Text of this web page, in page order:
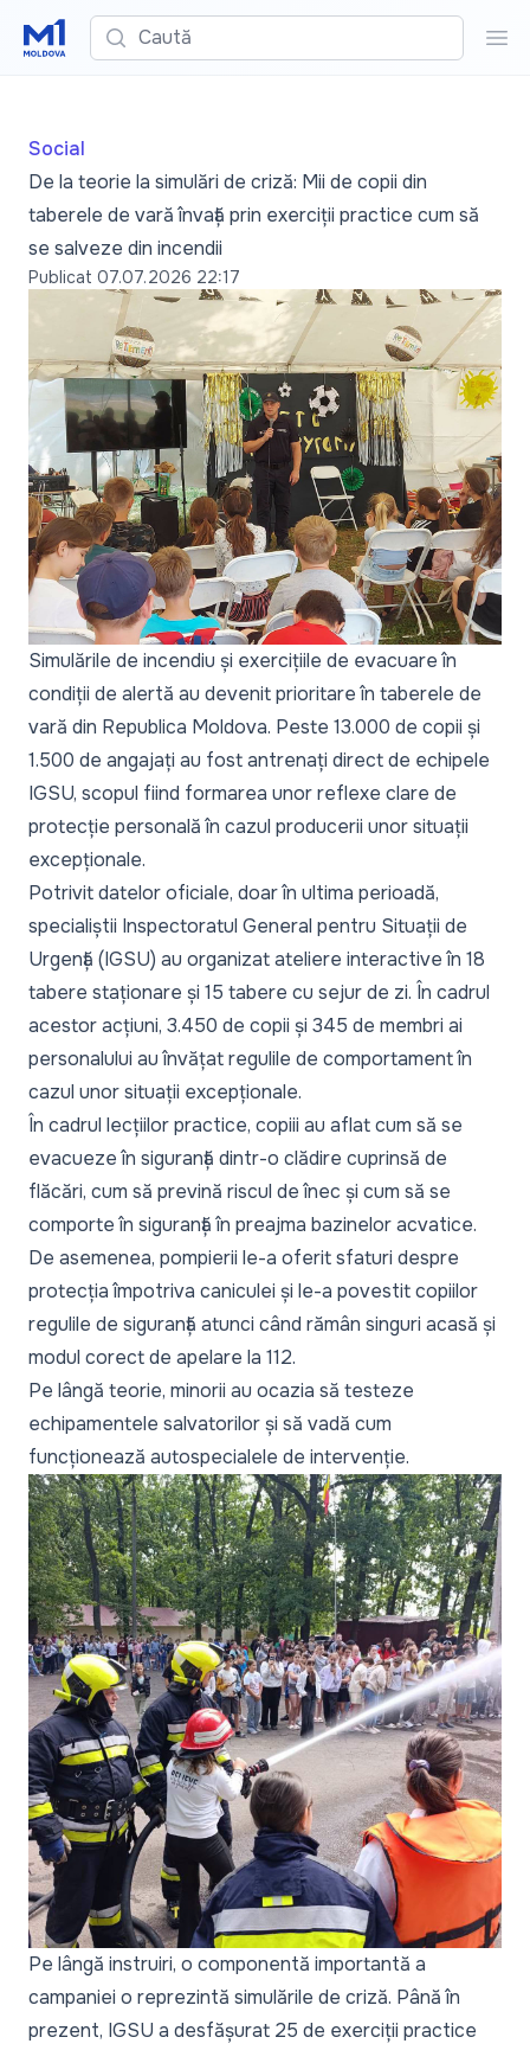
Caută
Social
De la teorie la simulări de criză: Mii de copii din
taberele de vară învață prin exerciții practice cum să
se salveze din incendii
Publicat 07.07.2026 22:17
Simulările de incendiu și exercițiile de evacuare în
condiții de alertă au devenit prioritare în taberele de
vară din Republica Moldova. Peste 13.000 de copii și
1.500 de angajați au fost antrenați direct de echipele
IGSU, scopul fiind formarea unor reflexe clare de
protecție personală în cazul producerii unor situații
excepționale.
Potrivit datelor oficiale, doar în ultima perioadă,
specialiștii Inspectoratul General pentru Situații de
Urgență (IGSU) au organizat ateliere interactive în 18
tabere staționare și 15 tabere cu sejur de zi. În cadrul
acestor acțiuni, 3.450 de copii și 345 de membri ai
personalului au învățat regulile de comportament în
cazul unor situații excepționale.
În cadrul lecțiilor practice, copiii au aflat cum să se
evacueze în siguranță dintr-o clădire cuprinsă de
flăcări, cum să prevină riscul de înec și cum să se
comporte în siguranță în preajma bazinelor acvatice.
De asemenea, pompierii le-a oferit sfaturi despre
protecția împotriva caniculei și le-a povestit copiilor
regulile de siguranță atunci când rămân singuri acasă și
modul corect de apelare la 112.
Pe lângă teorie, minorii au ocazia să testeze
echipamentele salvatorilor și să vadă cum
funcționează autospecialele de intervenție.
Pe lângă instruiri, o componentă importantă a
campaniei o reprezintă simulările de criză. Până în
prezent, IGSU a desfășurat 25 de exerciții practice